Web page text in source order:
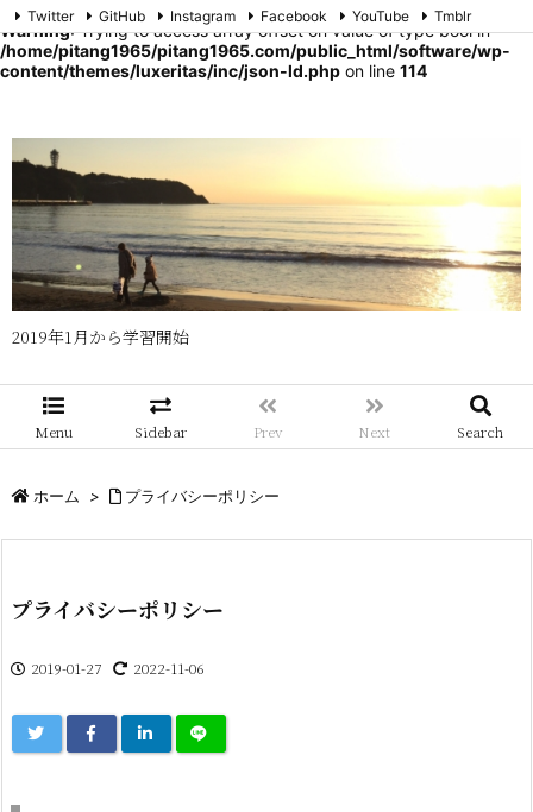
Warning: Trying to access array offset on value of type bool in
/home/pitang1965/pitang1965.com/public_html/software/wp-
content/themes/luxeritas/inc/json-ld.php on line 114
2019年1月から学習開始
Menu Sidebar Prev Next Search
Twitter GitHub Instagram Facebook YouTube
Tmblr
メール
RSS Feedly
ホーム > プライバシーポリシー
プライバシーポリシー
2019-01-27 2022-11-06